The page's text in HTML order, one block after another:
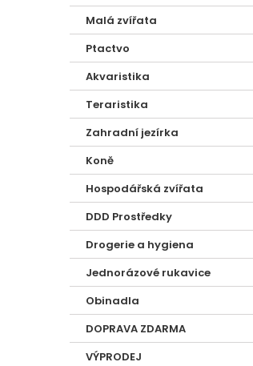
Malá zvířata
Ptactvo
Akvaristika
Teraristika
Zahradní jezírka
Koně
Hospodářská zvířata
DDD Prostředky
Drogerie a hygiena
Jednorázové rukavice
Obinadla
DOPRAVA ZDARMA
VÝPRODEJ